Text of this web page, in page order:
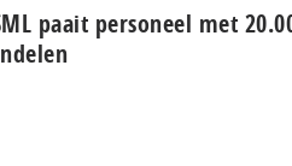
paait personeel met